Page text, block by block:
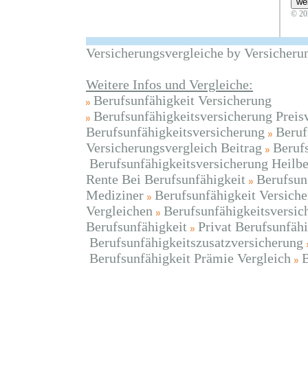
©
Versicherungsvergleiche by
Weitere Infos und Vergleiche:
Berufsunfähigkeit Versicherung
Berufsunfähigkeitsversicherung
Berufsunfähigkeitsversicherung
Versicherungsvergleich Beitrag
Berufsunfähigkeitsversicherung
Rente Bei Berufsunfähigkeit
Mediziner
Berufsunfähigkeit
Vergleichen
Berufsunfähigkeit
Privat
Berufsunfähigkeitszusatzversicherung
Berufsunfähigkeit Prämie Vergleich